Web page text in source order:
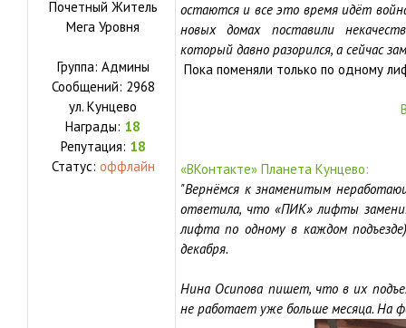
Почетный Житель
Мега Уровня
Группа: Админы
Сообщений: 2968
ул. Кунцево
Награды: 18
Репутация: 18
Статус: оффлайн
остаются и все это время идёт
новых домах поставили
который давно разорился, а сейчас
Пока поменяли только по одному
«ВКонтакте» Планета Кунцево:
"Вернёмся к знаменитым
ответила, что «ПИК» лифты
лифта по одному в каждом
декабря.
Нина Осипова пишет, что в их
не работает уже больше месяца. На